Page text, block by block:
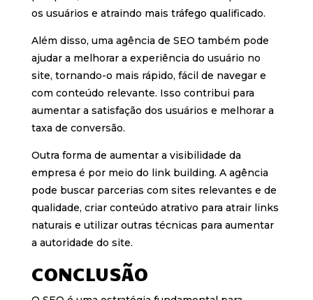
os usuários e atraindo mais tráfego qualificado.
Além disso, uma agência de SEO também pode
ajudar a melhorar a experiência do usuário no
site, tornando-o mais rápido, fácil de navegar e
com conteúdo relevante. Isso contribui para
aumentar a satisfação dos usuários e melhorar a
taxa de conversão.
Outra forma de aumentar a visibilidade da
empresa é por meio do link building. A agência
pode buscar parcerias com sites relevantes e de
qualidade, criar conteúdo atrativo para atrair links
naturais e utilizar outras técnicas para aumentar
a autoridade do site.
CONCLUSÃO